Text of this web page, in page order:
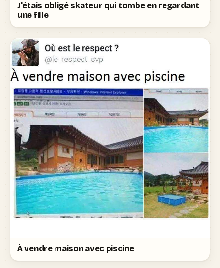
J'étais obligé skateur qui tombe en regardant
une fille
À vendre maison avec piscine